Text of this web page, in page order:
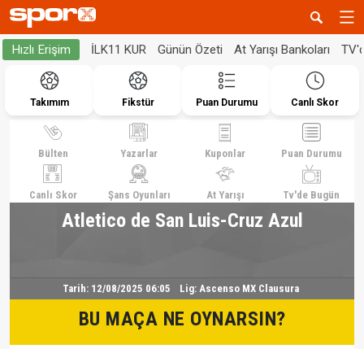
Hızlı Erişim İLK11 KUR Günün Özeti At Yarışı Bankoları
Takımım Fikstür Puan Durumu Canlı Skor
Bülten Yazarlar Kuponlar Puan Durumu
Canlı Skor Şans Oyunları At Yarışı Tv'de Bugün
Atletico de San Luis-Cruz Azul
Tarih: 12/08/2025 06:05 Lig: Ascenso MX Clausura
BU MAÇA NE OYNARSIN?